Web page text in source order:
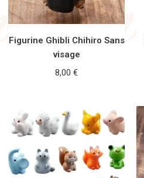
Figurine Ghibli Chihiro Sans
visage
8,00€